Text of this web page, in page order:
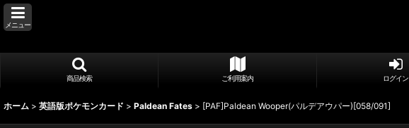
メニュー
商品検索 ご利用案内 ログイン
ホーム > 英語版ポケモンカード > Paldean Fates > [PAF]Paldean Wooper(パルデアウパー)[058/091]